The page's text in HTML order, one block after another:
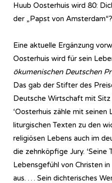
Huub Oosterhuis wird 80:
der „Papst von Amsterdam“?
Eine aktuelle Ergänzung
Oosterhuis wird für sein
ökumenischen Deutschen
Das gab der Stifter des
Deutsche Wirtschaft mit Sitz
‘Oosterhuis zähle mit seinen
liturgischen Texten zu den
religiösen Lebens auch im
die zehnköpfige Jury. ‘Seine
Lebensgefühl von Christen
aus. … Sein dichterisches